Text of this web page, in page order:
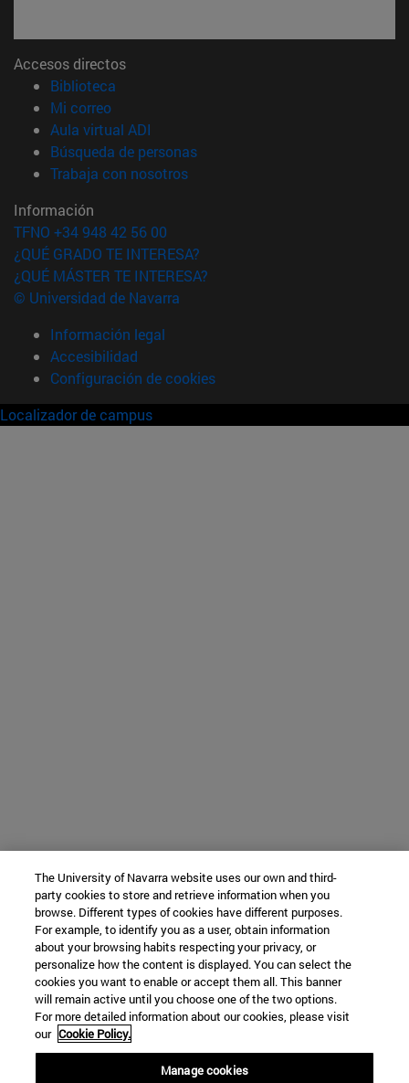
Accesos directos
Biblioteca
Mi correo(abre en nueva ventana)
Aula virtual ADI
Búsqueda de personas(abre en nueva ventana)
Trabaja con nosotros(abre en nueva ventana)
Información
TFNO +34 948 42 56 00
¿QUÉ GRADO TE INTERESA?
¿QUÉ MÁSTER TE INTERESA?
© Universidad de Navarra
Información legal
Accesibilidad
Configuración de cookies
Localizador de campus
The University of Navarra website uses our own and third-
party cookies to store and retrieve information when you
browse. Different types of cookies have different purposes.
For example, to identify you as a user, obtain information
about your browsing habits respecting your privacy, or
personalize how the content is displayed. You can select the
cookies you want to enable or accept them all. This banner
will remain active until you choose one of the two options.
For more detailed information about our cookies, please visit
our Cookie Policy.
Manage cookies